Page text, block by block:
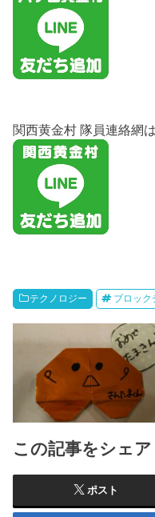
関西黄金村 隊員連絡網
テクノロジー ブロック
この記事をシェ
ポスト